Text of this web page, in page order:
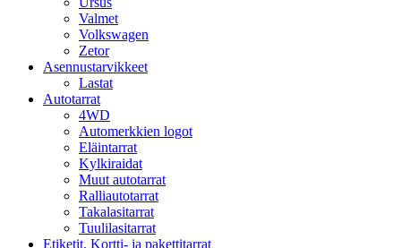
Valmet
Volkswagen
Zetor
Asennustarvikkeet
Lastat
Autotarrat
4WD
Automerkkien logot
Eläintarrat
Kylkiraidat
Muut autotarrat
Ralliautotarrat
Takalasitarrat
Tuulilasitarrat
Etiketit, Kortti- ja pakettitarrat